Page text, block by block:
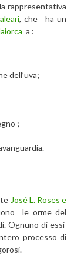
rappresentativa
, che ha un
a :
dell’uva;
;
José L. Roses e
le orme del
Ognuno di essi
processo di